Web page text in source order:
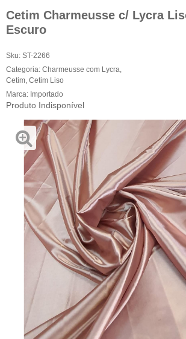
Cetim Charmeusse c/ Lycra
Escuro
Sku: ST-2266
Categoria: Charmeusse com Lycra
Cetim Cetim Liso
Marca: Importado
Produto Indisponível